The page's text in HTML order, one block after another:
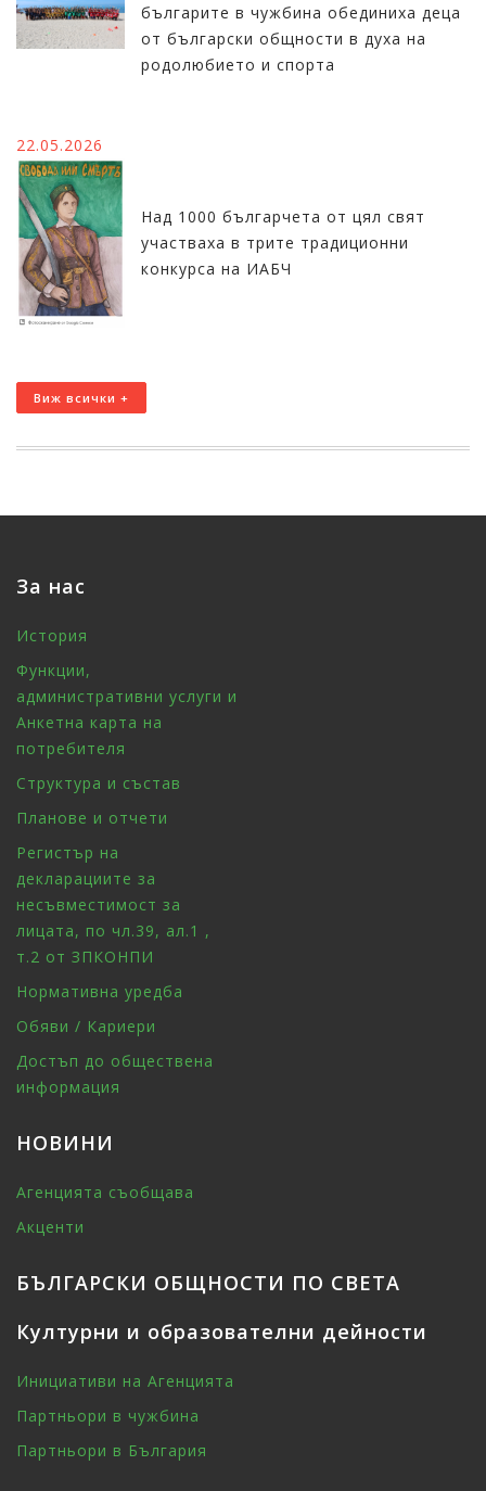
българите в чужбина обединиха деца
от български общности в духа на
родолюбието и спорта
22.05.2026
Над 1000 българчета от цял свят
участваха в трите традиционни
конкурса на ИАБЧ
Виж всички +
За нас
История
Функции,
административни услуги и
Анкетна карта на
потребителя
Структура и състав
Планове и отчети
Регистър на
декларациите за
несъвместимост за
лицата, по чл.39, ал.1 ,
т.2 от ЗПКОНПИ
Нормативна уредба
Обяви / Кариери
Достъп до обществена
информация
НОВИНИ
Агенцията съобщава
Акценти
БЪЛГАРСКИ ОБЩНОСТИ ПО СВЕТА
Културни и образователни дейности
Инициативи на Агенцията
Партньори в чужбина
Партньори в България